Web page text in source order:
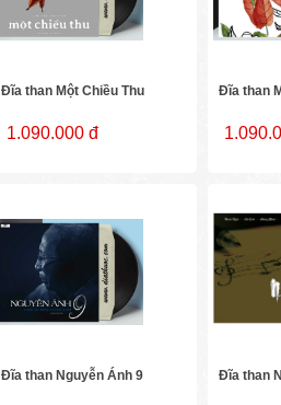
Đĩa than Một Chiều Thu
1.090.000 đ
Đĩa than
Đĩa than Nguyễn Ánh 9 Đĩa than